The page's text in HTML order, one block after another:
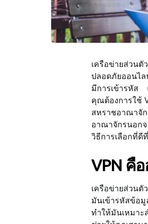
เครือข่ายส่วน
ปลอดภัยออนไล
มีการเข้ารหัส
คุณต้องการใช้
สหราชอาณาจัก
อาณาจักรนอกจ
วิธีการเลือกที่
VPN คือ
เครือข่ายส่วนตั
มันเข้ารหัสข้อ
ทำให้มันเหมาะ